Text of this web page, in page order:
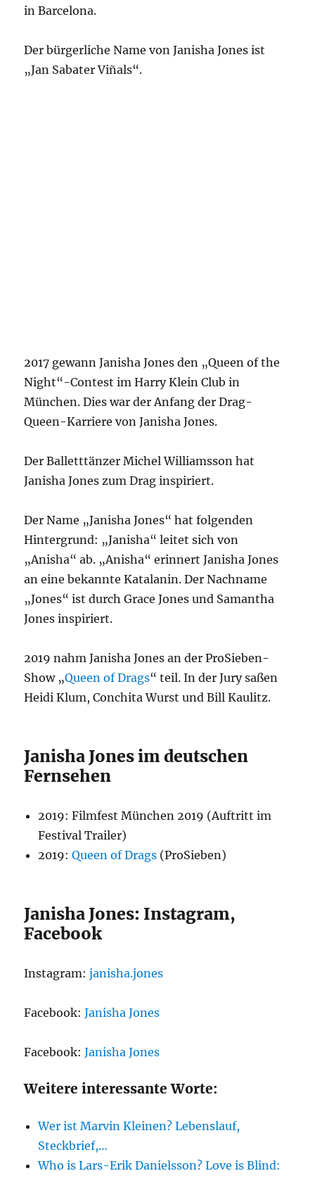
in Barcelona.
Der bürgerliche Name von Janisha Jones ist
„Jan Sabater Viñals“.
2017 gewann Janisha Jones den „Queen of the
Night“-Contest im Harry Klein Club in
München. Dies war der Anfang der Drag-
Queen-Karriere von Janisha Jones.
Der Balletttänzer Michel Williamsson hat
Janisha Jones zum Drag inspiriert.
Der Name „Janisha Jones“ hat folgenden
Hintergrund: „Janisha“ leitet sich von
„Anisha“ ab. „Anisha“ erinnert Janisha Jones
an eine bekannte Katalanin. Der Nachname
„Jones“ ist durch Grace Jones und Samantha
Jones inspiriert.
2019 nahm Janisha Jones an der ProSieben-
Show „Queen of Drags“ teil. In der Jury saßen
Heidi Klum, Conchita Wurst und Bill Kaulitz.
Janisha Jones im deutschen
Fernsehen
2019: Filmfest München 2019 (Auftritt im
Festival Trailer)
2019:Queen of Drags (ProSieben)
Janisha Jones: Instagram,
Facebook
Instagram:janisha.jones
Facebook:Janisha Jones
Facebook:Janisha Jones
Weitere interessante Worte:
Wer ist Marvin Kleinen? Lebenslauf,
Steckbrief,…
Who is Lars-Erik Danielsson? Love is Blind: